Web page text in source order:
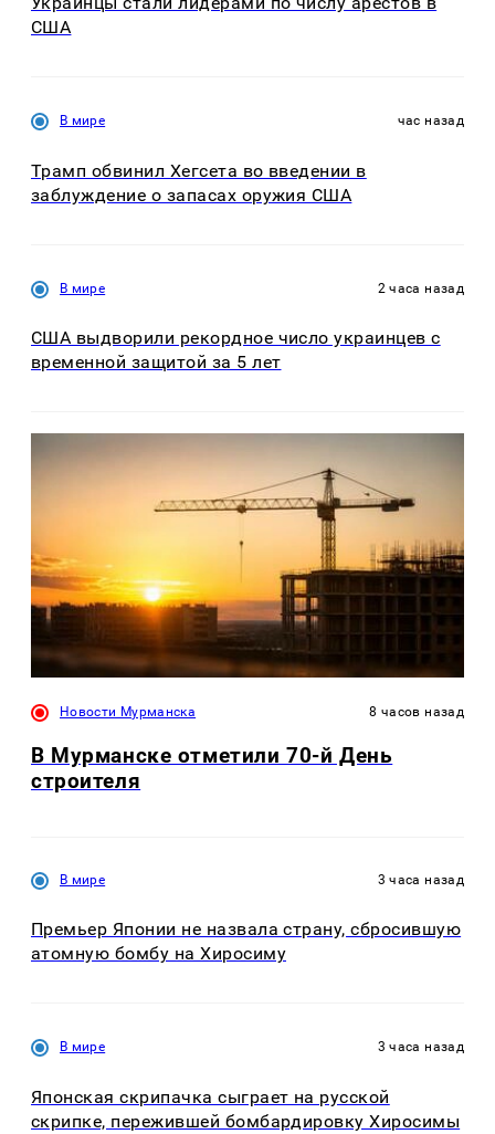
США
В мире час назад
Трамп обвинил Хегсета во введении в
заблуждение о запасах оружия США
В мире 2 часа назад
США выдворили рекордное число украинцев с
временной защитой за 5 лет
Новости Мурманска 8 часов назад
В Мурманске отметили 70-й День
строителя
В мире 3 часа назад
Премьер Японии не назвала страну, сбросившую
атомную бомбу на Хиросиму
В мире 3 часа назад
Японская скрипачка сыграет на русской
скрипке, пережившей бомбардировку Хиросимы